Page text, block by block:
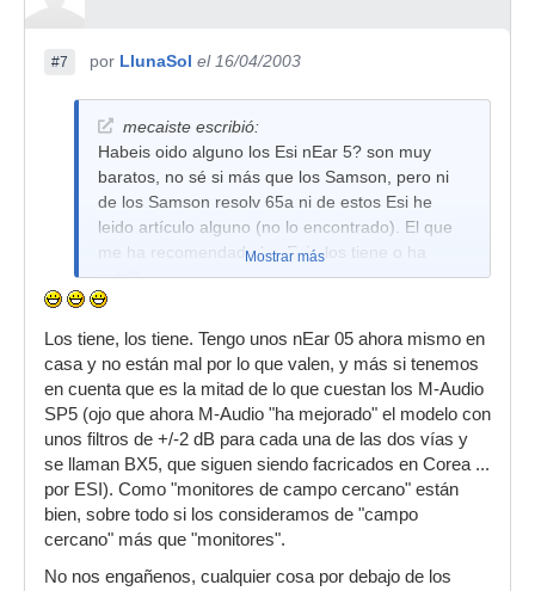
#7 por LlunaSol el 16/04/2003
mecaiste escribió:
Habeis oido alguno los Esi nEar 5? son muy
baratos, no sé si más que los Samson, pero ni
de los Samson resolv 65a ni de estos Esi he
leido artículo alguno (no lo encontrado). El que
me ha recomendado los Esi ¿los tiene o ha
oido?
Mostrar más
Los tiene, los tiene. Tengo unos nEar 05 ahora mismo en
casa y no están mal por lo que valen, y más si tenemos
en cuenta que es la mitad de lo que cuestan los M-Audio
SP5 (ojo que ahora M-Audio "ha mejorado" el modelo con
unos filtros de +/-2 dB para cada una de las dos vías y
se llaman BX5, que siguen siendo facricados en Corea ...
por ESI). Como "monitores de campo cercano" están
bien, sobre todo si los consideramos de "campo
cercano" más que "monitores".
No nos engañenos, cualquier cosa por debajo de los